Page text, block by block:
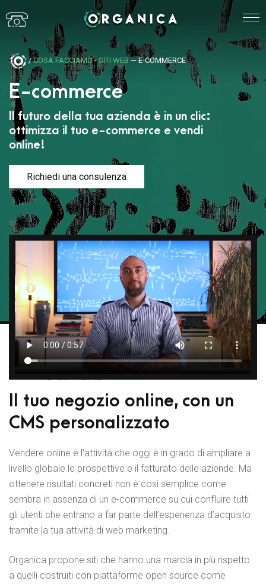
/COSA FACCIAMO-SITI WEB — E-COMMERCE
E-commerce
Il futuro della tua azienda è in un clic:
ottimizza il tuo e-commerce e vendi
online!
Richiedi una consulenza
Il tuo negozio online, con un
CMS personalizzato
Vendere online è l’attività che oggi è in grado di ampliare a
livello globale le prospettive e il fatturato delle aziende. Ma
ottenere risultati concreti non è così semplice come
sembra in assenza di un e-commerce su cui confluire tutti
gli utenti che entrano a far parte dell’esperienza d’acquisto
tramite la tua attività di web marketing.
Organica propone siti che hanno una marcia in più rispetto
a quelli costruiti con piattaforme open source come